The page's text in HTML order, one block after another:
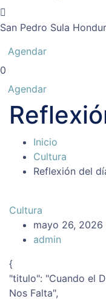
San Pedro Sula
Agendar
0
Agendar
Inicio
Cultura
Reflexión del
Cultura
mayo 26, 2026
admin
{
"titulo": "Cuando el
Nos Falta",